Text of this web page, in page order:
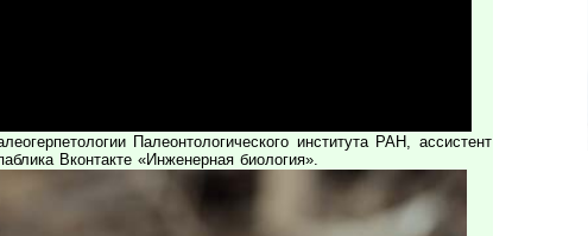
Палеонтологического института РАН, ассистент
Вконтакте «Инженерная биология».